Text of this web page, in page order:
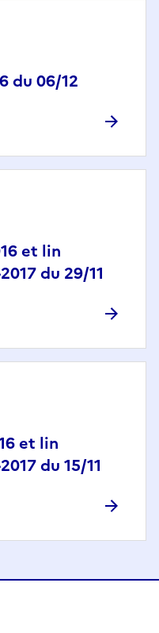
du 06/12
et lin
du 29/11
et lin
du 15/11